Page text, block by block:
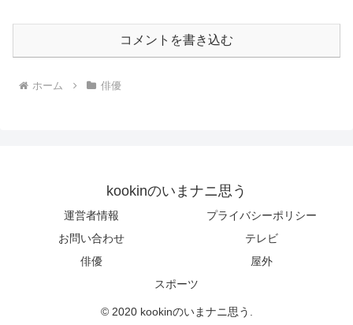
コメントを書き込む
ホーム 俳優
kookinのいまナニ思う
運営者情報
プライバシーポリシー
お問い合わせ
テレビ
俳優
屋外
スポーツ
© 2020 kookinのいまナニ思う.